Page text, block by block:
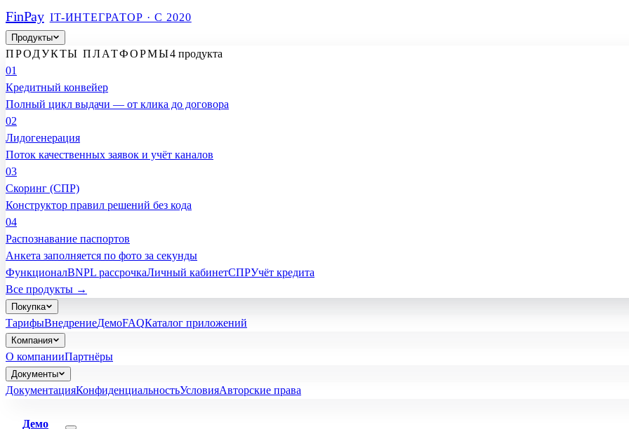
FinPay IT-ИНТЕГРАТОР · С 2020
Продукты
ПРОДУКТЫ ПЛАТФОРМЫ4 продукта
01
Кредитный конвейер
Полный цикл выдачи — от клика до договора
02
Лидогенерация
Поток качественных заявок и учёт каналов
03
Скоринг (СПР)
Конструктор правил решений без кода
04
Распознавание паспортов
Анкета заполняется по фото за секунды
ФункционалBNPL рассрочкаЛичный кабинетСПРУчёт кредита
Все продукты →
Покупка
ТарифыВнедрениеДемоFAQКаталог приложений
Компания
О компанииПартнёры
Документы
ДокументацияКонфиденциальностьУсловияАвторские права
Демо